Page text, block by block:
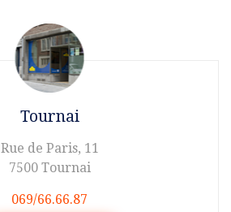
Tournai
Rue de Paris, 11
7500 Tournai
069/66.66.87